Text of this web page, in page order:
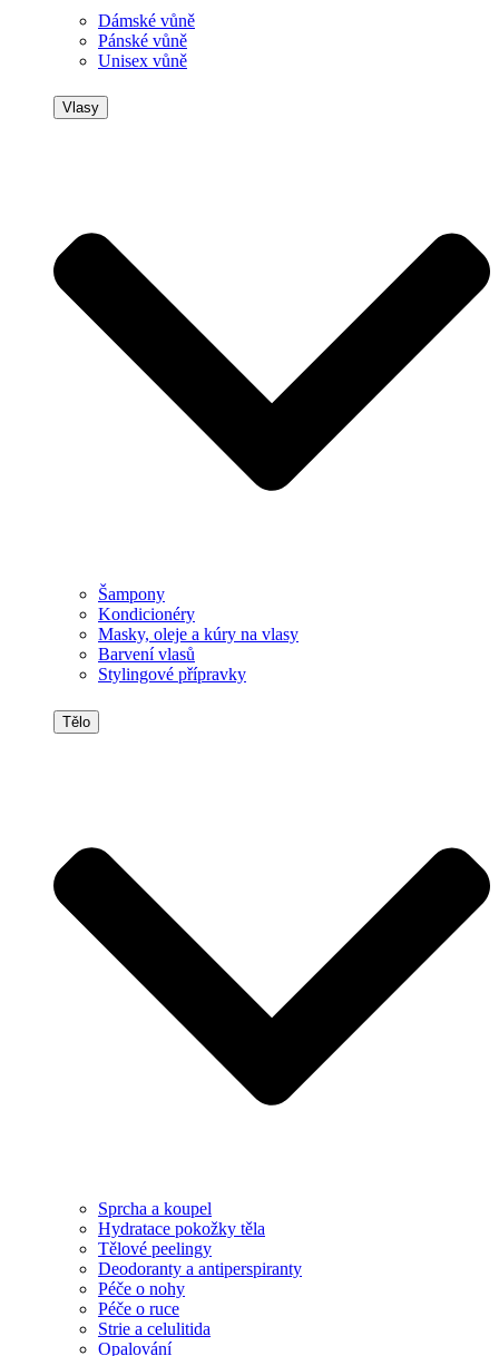
Dámské vůně
Pánské vůně
Unisex vůně
Vlasy
Šampony
Kondicionéry
Masky, oleje a kúry na vlasy
Barvení vlasů
Stylingové přípravky
Tělo
Sprcha a koupel
Hydratace pokožky těla
Tělové peelingy
Deodoranty a antiperspiranty
Péče o nohy
Péče o ruce
Strie a celulitida
Opalování